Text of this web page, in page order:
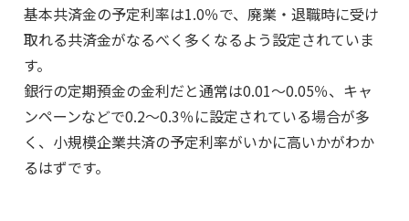
基本共済金の予定利率は1.0％で、廃業・退職時に受け
取れる共済金がなるべく多くなるよう設定されていま
す。
銀行の定期預金の金利だと通常は0.01～0.05％、キャ
ンペーンなどで0.2～0.3％に設定されている場合が多
く、小規模企業共済の予定利率がいかに高いかがわか
るはずです。